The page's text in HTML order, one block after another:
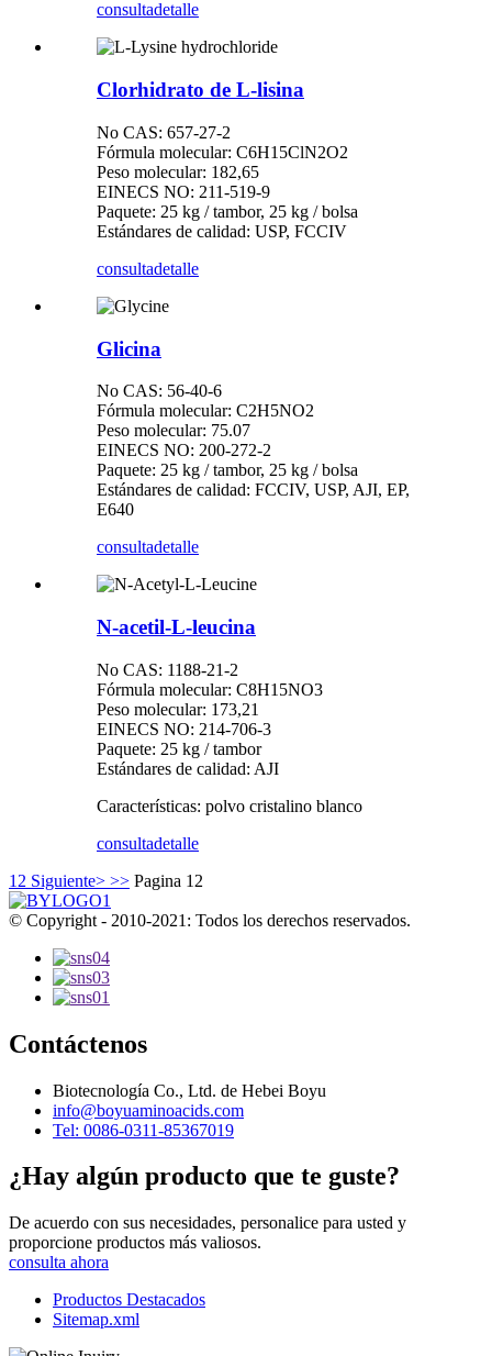
consultadetalle
Clorhidrato de L-lisina
No CAS: 657-27-2
Fórmula molecular: C6H15ClN2O2
Peso molecular: 182,65
EINECS NO: 211-519-9
Paquete: 25 kg / tambor, 25 kg / bolsa
Estándares de calidad: USP, FCCIV
consultadetalle
Glicina
No CAS: 56-40-6
Fórmula molecular: C2H5NO2
Peso molecular: 75.07
EINECS NO: 200-272-2
Paquete: 25 kg / tambor, 25 kg / bolsa
Estándares de calidad: FCCIV, USP, AJI, EP,
E640
consultadetalle
N-acetil-L-leucina
No CAS: 1188-21-2
Fórmula molecular: C8H15NO3
Peso molecular: 173,21
EINECS NO: 214-706-3
Paquete: 25 kg / tambor
Estándares de calidad: AJI
Características: polvo cristalino blanco
consultadetalle
1 2 Siguiente> >> Pagina 12
© Copyright - 2010-2021: Todos los derechos reservados.
Contáctenos
Biotecnología Co., Ltd. de Hebei Boyu
info@boyuaminoacids.com
Tel: 0086-0311-85367019
¿Hay algún producto que te guste?
De acuerdo con sus necesidades, personalice para usted y
proporcione productos más valiosos.
consulta ahora
Productos Destacados
Sitemap.xml